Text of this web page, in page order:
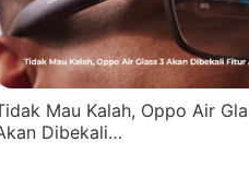
Mau Kalah, Oppo Air
Dibekali…